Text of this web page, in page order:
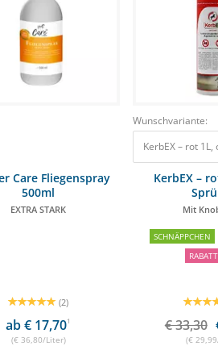
Care Fliegenspray
500ml
EXTRA STARK
(2)
ab € 17,701
(€ 36,80/Liter)
Wunschvariante:
KerbEX – rot
KerbEX –
Mit
SCHNÄPPCHEN
RABATT
€ 33,30
(€